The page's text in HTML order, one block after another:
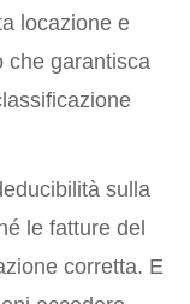
locazione e
che garantisca
sulla
le fatture del
corretta. E